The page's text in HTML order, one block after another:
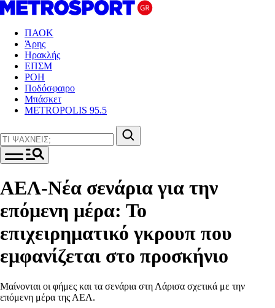
ΠΑΟΚ
Άρης
Ηρακλής
ΕΠΣΜ
ΡΟΗ
Ποδόσφαιρο
Μπάσκετ
METROPOLIS 95.5
ΑΕΛ-Νέα σενάρια για την
επόμενη μέρα: Το
επιχειρηματικό γκρουπ που
εμφανίζεται στο προσκήνιο
Μαίνονται οι φήμες και τα σενάρια στη Λάρισα σχετικά με την
επόμενη μέρα της ΑΕΛ.